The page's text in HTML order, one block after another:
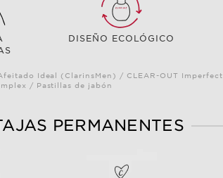
DISEÑO ECOLÓGICO
Ideal (ClarinsMen) / CLEAR-OUT
/ Pastillas de jabón
PERMANENTES